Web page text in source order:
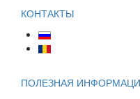
КОНТАКТЫ
ПОЛЕЗНАЯ